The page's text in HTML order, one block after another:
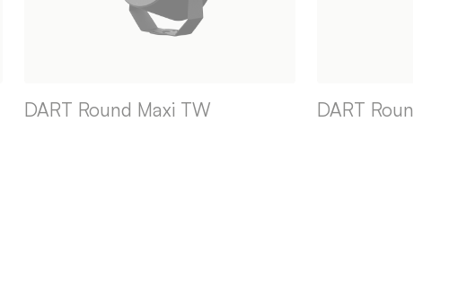
DART Round Maxi TW DART Round